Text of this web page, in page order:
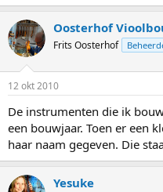
Oosterhof
Frits Oosterhof
12 okt 2010
De instrumenten die ik
een bouwjaar. Toen er een
haar naam gegeven. Die
Yesuke